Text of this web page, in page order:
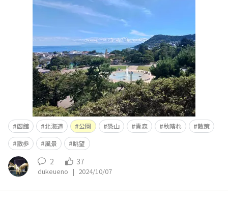
函館 北海道 公園 恐山 青森 秋晴れ
散策
散歩
風景 眺望
2 37
dukeueno | 2024/10/07